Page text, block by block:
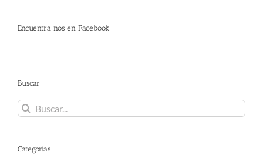
Encuentra nos en Facebook
Buscar
Buscar:
Categorías